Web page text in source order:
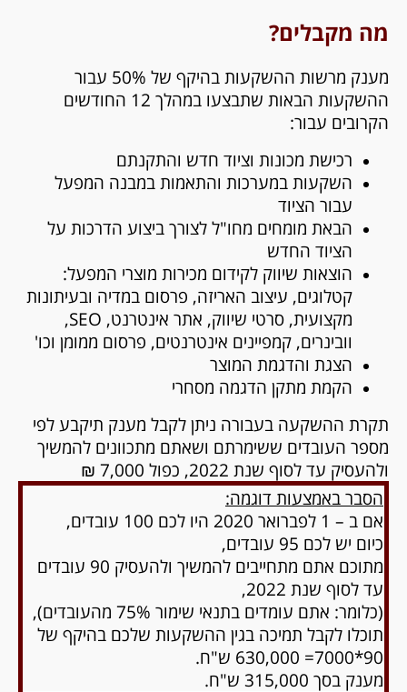
מה מקבלים?
מענק מרשות ההשקעות בהיקף של 50% עבור
ההשקעות הבאות שתבצעו במהלך 12 החודשים
הקרובים עבור:
רכישת מכונות וציוד חדש והתקנתם
השקעות במערכות והתאמות במבנה המפעל
עבור הציוד
הבאת מומחים מחו"ל לצורך ביצוע הדרכות על
הציוד החדש
הוצאות שיווק לקידום מכירות מוצרי המפעל:
קטלוגים, עיצוב האריזה, פרסום במדיה ובעיתונות
מקצועית, סרטי שיווק, אתר אינטרנט, SEO,
וובינרים, קמפיינים אינטרנטים, פרסום ממומן וכו'
הצגת והדגמת המוצר
הקמת מתקן הדגמה מסחרי
תקרת ההשקעה בעבורה ניתן לקבל מענק תיקבע לפי
מספר העובדים ששימרתם ושאתם מתכוונים להמשיך
ולהעסיק עד לסוף שנת 2022, כפול 7,000 ₪
הסבר באמצעות דוגמה:
אם ב – 1 לפברואר 2020 היו לכם 100 עובדים,
כיום יש לכם 95 עובדים,
מתוכם אתם מתחייבים להמשיך ולהעסיק 90 עובדים
עד לסוף שנת 2022,
(כלומר: אתם עומדים בתנאי שימור 75% מהעובדים),
תוכלו לקבל תמיכה בגין ההשקעות שלכם בהיקף של
90*7000= 630,000 ש"ח.
מענק בסך 315,000 ש"ח.